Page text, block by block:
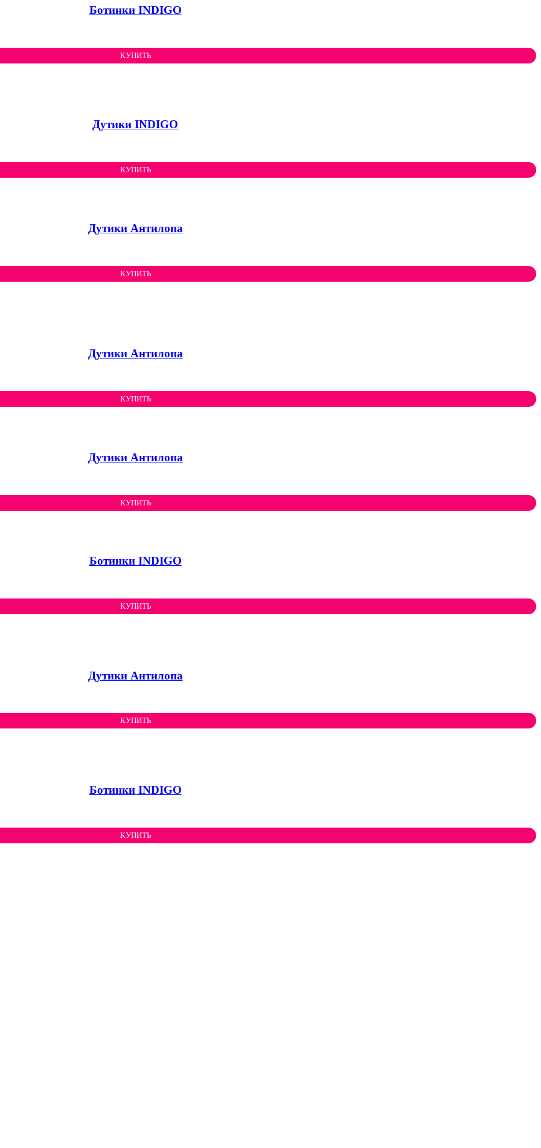
Ботинки INDIGO
КУПИТЬ
Дутики INDIGO
КУПИТЬ
Дутики Антилопа
КУПИТЬ
Дутики Антилопа
КУПИТЬ
Дутики Антилопа
КУПИТЬ
Ботинки INDIGO
КУПИТЬ
Дутики Антилопа
КУПИТЬ
Ботинки INDIGO
КУПИТЬ